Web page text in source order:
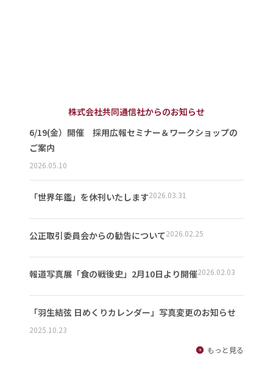
株式会社共同通信社からのお知らせ
6/19(金）開催 採用広報セミナー＆ワークショップの
ご案内
2026.05.10
「世界年鑑」を休刊いたします2026.03.31
公正取引委員会からの勧告について2026.02.25
報道写真展「食の戦後史」2月10日より開催2026.02.03
「羽生結弦 日めくりカレンダー」写真変更のお知らせ
2025.10.23
もっと見る